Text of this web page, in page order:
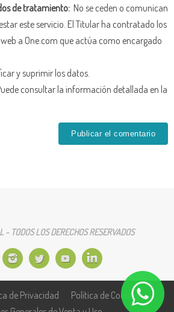
de tratamiento: No se ceden o comunican
este servicio. El Titular ha contratado los
a One.com que actúa como encargado
y suprimir los datos.
consultar la información detallada en la
- TODOS LOS DERECHOS RESERVADOS
de Privacidad
Política de Cookies